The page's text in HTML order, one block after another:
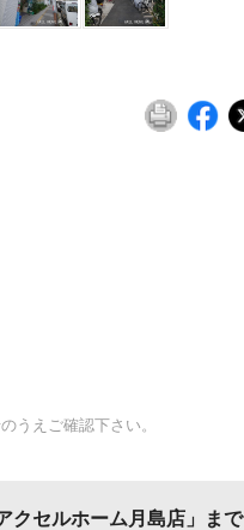
うえご確認下さい。
クセルホーム月島店」まで